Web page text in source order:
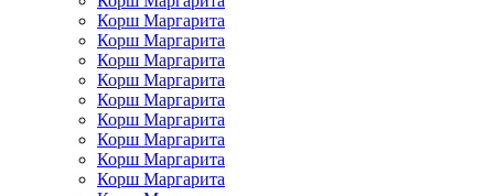
Корш Маргарита
Корш Маргарита
Корш Маргарита
Корш Маргарита
Корш Маргарита
Корш Маргарита
Корш Маргарита
Корш Маргарита
Корш Маргарита